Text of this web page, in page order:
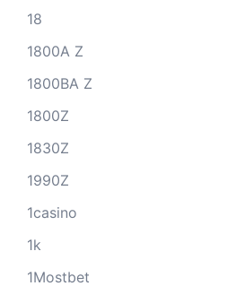
18
1800A Z
1800BA Z
1800Z
1830Z
1990Z
1casino
1k
1Mostbet